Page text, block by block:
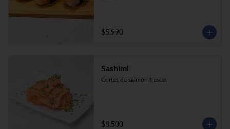
$5.990
Sashimi
Cortes de salmón fresco.
$8.500